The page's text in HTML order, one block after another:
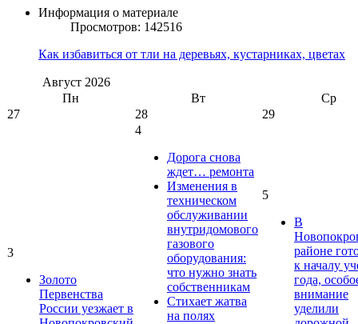
Информация о материале
Просмотров: 142516
Как избавиться от тли на деревьях, кустарниках, цветах
Август 2026
Пн
Вт
Ср
27
28 29
3
Золото
Первенства
России уезжает в
4
Дорога снова
ждет… ремонта
Изменения в
техническом
обслуживании
внутридомового
газового
оборудования:
что нужно знать
собственникам
Стихает жатва
на полях
5
В
районе
к началу
года,
внимание
уделили